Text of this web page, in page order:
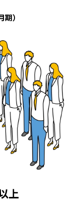
）
上